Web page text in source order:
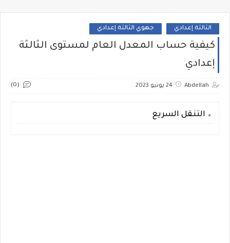
الثالثة إعدادي جهوي الثالثة إعدادي
كيفية حساب المعدل العام لمستوى الثالثة
إعدادي
Abdellah 24 يونيو 2023 (0)
التنقل السريع